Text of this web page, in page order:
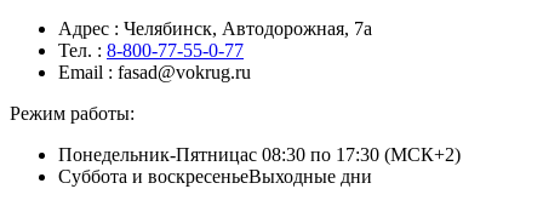
Адрес : Челябинск, Автодорожная, 7а
Тел. : 8-800-77-55-0-77
Email : fasad@vokrug.ru
Режим работы:
Понедельник-Пятницас 08:30 по 17:30 (МСК+2)
Суббота и воскресеньеВыходные дни